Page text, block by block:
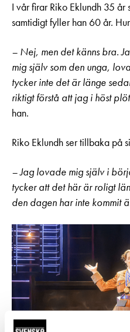
I vår firar Riko Eklundh 35
samtidigt fyller han 60 år.
– Nej, men det känns bra.
mig själv som den unga,
tycker inte det är länge
riktigt förstå att jag i höst
han.
Riko Eklundh ser tillbaka på
– Jag lovade mig själv i
tycker att det här är roligt
den dagen har inte kommit